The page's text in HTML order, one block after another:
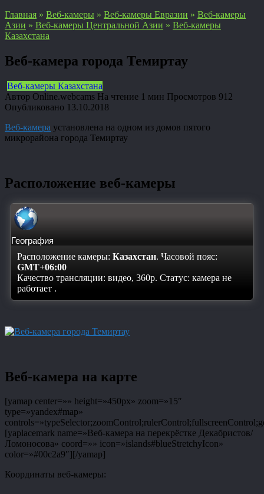
Главная » Веб-камеры » Веб-камеры Евразии » Веб-камеры
Азии » Веб-камеры Центральной Азии » Веб-камеры
Казахстана
Веб-камера города Темиртау
Веб-камеры Казахстана
Автор Online.webcams На чтение 1 мин Просмотров 912
Опубликовано 13.10.2018
Веб-камера установлена на одном из домов пятого
микрорайона города Темиртау
Расположение веб-камеры
География
Расположение камеры: Казахстан. Часовой пояс:
GMT+06:00
Качество трансляции: видео, 360p. Статус: камера не
работает .
Веб-камера на карте
[yamap center=»» height=»450px» zoom=»15″
type=»yandex#map»
[yaplacemark name=»Веб-камера на перекрёстке Декабристов/
Ломоносова» coord=»» icon=»islands#blueStretchyIcon»
color=»#00c2a9″][/yamap]
Координаты веб-камеры: